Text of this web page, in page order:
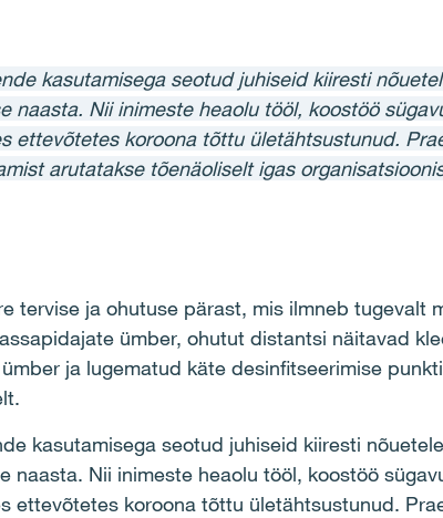
kasutamisega seotud juhiseid kiiresti
naasta. Nii inimeste heaolu tööl, koostöö
ettevõtetes koroona tõttu ületähtsustunud.
arutatakse tõenäoliselt igas
tervise ja ohutuse pärast, mis ilmneb tugevalt
ümber, ohutut distantsi näitavad
ja lugematud käte desinfitseerimise
kasutamisega seotud juhiseid kiiresti
naasta. Nii inimeste heaolu tööl, koostöö
ettevõtetes koroona tõttu ületähtsustunud.